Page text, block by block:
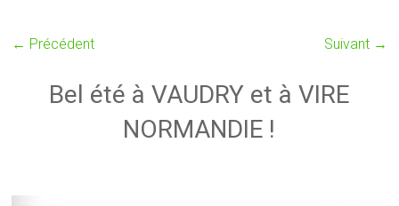
← Précédent Suivant →
Bel été à VAUDRY et à VIRE
NORMANDIE !